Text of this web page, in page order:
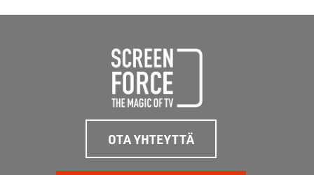
OTA YHTEYTTÄ